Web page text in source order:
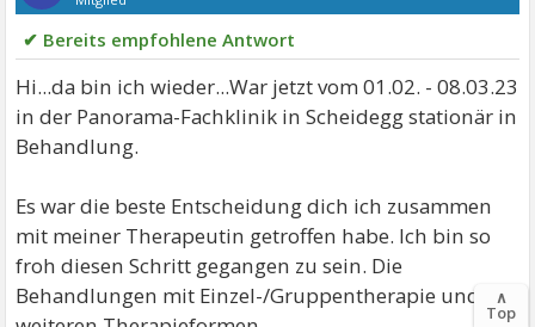
✔ Bereits empfohlene Antwort
Hi...da bin ich wieder...War jetzt vom 01.02. - 08.03.23
in der Panorama-Fachklinik in Scheidegg stationär in
Behandlung.
Es war die beste Entscheidung dich ich zusammen
mit meiner Therapeutin getroffen habe. Ich bin so
froh diesen Schritt gegangen zu sein. Die
Behandlungen mit Einzel-/Gruppentherapie und die
∧
Top